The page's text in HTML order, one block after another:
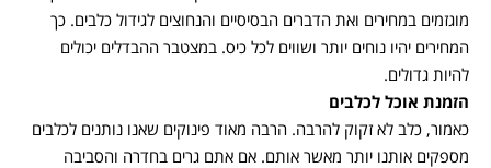
מוגזמים במחירים ואת הדברים הבסיסיים והנחוצים לגידול כלבים. כך
המחירים יהיו נוחים יותר ושווים לכל כיס. במצטבר ההבדלים יכולים
להיות גדולים.
הזמנת אוכל לכלבים
כאמור, כלב לא זקוק להרבה. הרבה מאוד פינוקים שאנו נותנים לכלבים
מספקים אותנו יותר מאשר אותם. אם אתם גרים בחדרה והסביבה